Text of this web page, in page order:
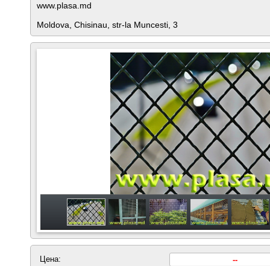
www.plasa.md
Moldova, Chisinau, str-la Muncesti, 3
Цена:
--